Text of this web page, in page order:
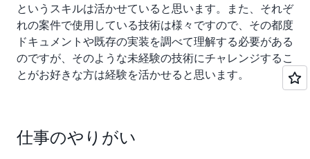
というスキルは活かせていると思います。また、それぞ
れの案件で使用している技術は様々ですので、その都度
ドキュメントや既存の実装を調べて理解する必要がある
のですが、そのような未経験の技術にチャレンジするこ
とがお好きな方は経験を活かせると思います。
仕事のやりがい